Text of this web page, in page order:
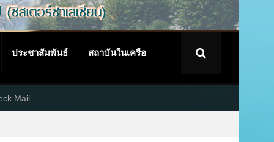
ประชาสัมพันธ์ สถาบันในเครือ
Mail